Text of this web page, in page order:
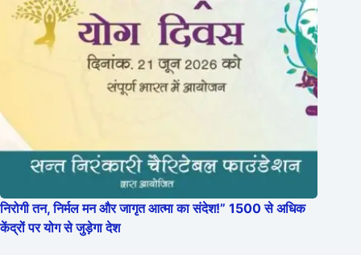
निरोगी तन, निर्मल मन और जागृत आत्मा का संदेश!” 1500 से अधिक
केंद्रों पर योग से जुड़ेगा देश